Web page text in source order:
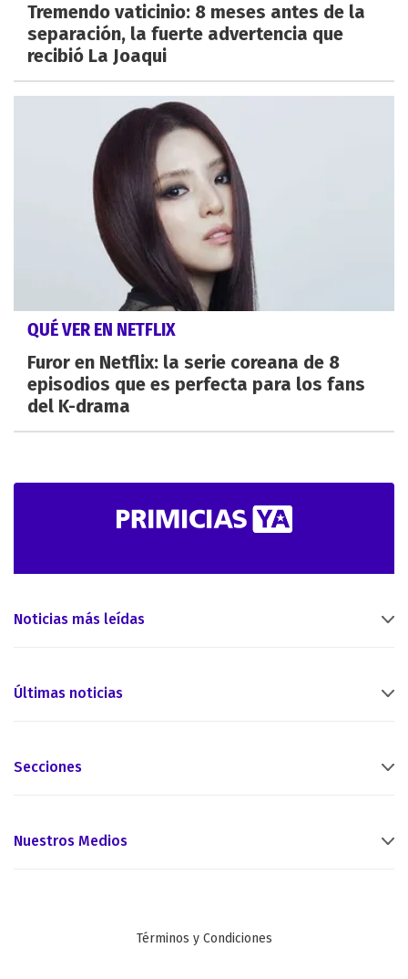
Tremendo vaticinio: 8 meses antes de la
separación, la fuerte advertencia que
recibió La Joaqui
QUÉ VER EN NETFLIX
Furor en Netflix: la serie coreana de 8
episodios que es perfecta para los fans
del K-drama
Noticias más leídas
Últimas noticias
Secciones
Nuestros Medios
Términos y Condiciones